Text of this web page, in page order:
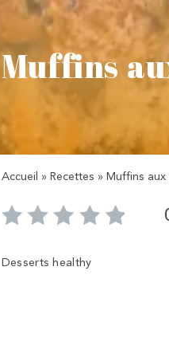
Muffins
Accueil » Recettes » Muffins aux
Desserts healthy